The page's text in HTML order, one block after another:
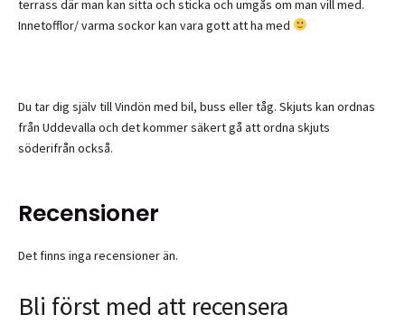
terrass där man kan sitta och sticka och umgås om man vill med.
Innetofflor/ varma sockor kan vara gott att ha med
Du tar dig själv till Vindön med bil, buss eller tåg. Skjuts kan ordnas
från Uddevalla och det kommer säkert gå att ordna skjuts
söderifrån också.
Recensioner
Det finns inga recensioner än.
Bli först med att recensera